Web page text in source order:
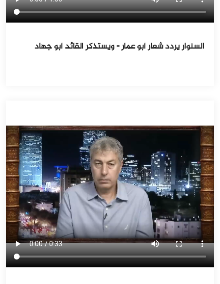
السنوار يردد شعار أبو عمار - ويستذكر القائد أبو جهاد